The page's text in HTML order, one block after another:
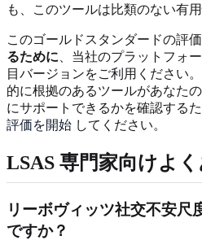
も、このツールは比類のない有
このゴールドスタンダードの評
るために 、当社のプラットフォ
目バージョンをご利用ください
的に根拠のあるツールがあなた
にサポートできるかを確認する
評価を開始 してください。
LSAS 専門家向けよ
リーボヴィッツ社交不安尺
ですか？